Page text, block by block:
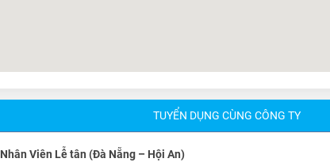
TUYỂN DỤNG CÙNG CÔNG TY
Nhân Viên Lễ tân (Đà Nẵng – Hội An)